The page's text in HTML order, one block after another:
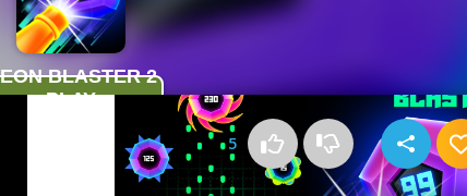
5
Kako igrati Neon Blaster 2